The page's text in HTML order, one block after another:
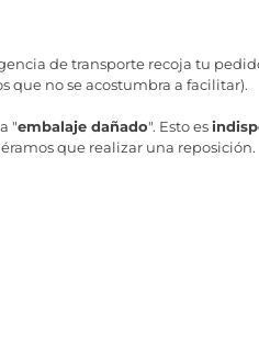
de transporte recoja tu
que no se acostumbra a facilitar).
"embalaje dañado". Esto es
que realizar una reposición.